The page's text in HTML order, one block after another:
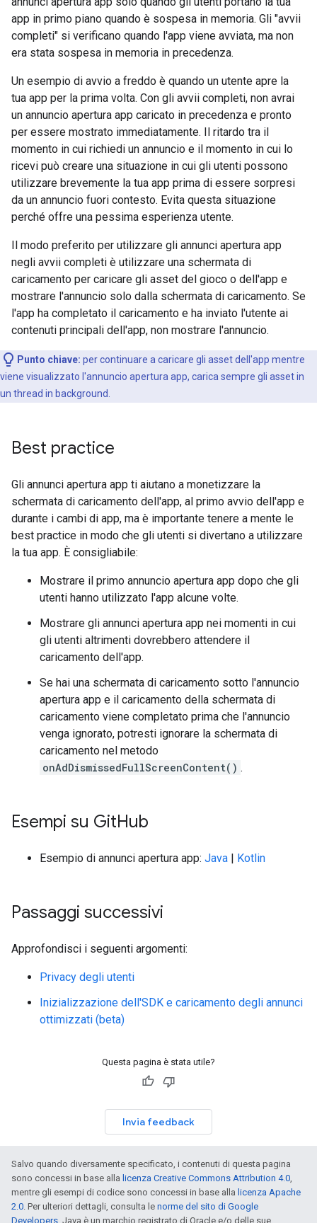
app in primo piano quando è sospesa in memoria. Gli "avvii
completi" si verificano quando l'app viene avviata, ma non
era stata sospesa in memoria in precedenza.
Un esempio di avvio a freddo è quando un utente apre la
tua app per la prima volta. Con gli avvii completi, non avrai
un annuncio apertura app caricato in precedenza e pronto
per essere mostrato immediatamente. Il ritardo tra il
momento in cui richiedi un annuncio e il momento in cui lo
ricevi può creare una situazione in cui gli utenti possono
utilizzare brevemente la tua app prima di essere sorpresi
da un annuncio fuori contesto. Evita questa situazione
perché offre una pessima esperienza utente.
Il modo preferito per utilizzare gli annunci apertura app
negli avvii completi è utilizzare una schermata di
caricamento per caricare gli asset del gioco o dell'app e
mostrare l'annuncio solo dalla schermata di caricamento. Se
l'app ha completato il caricamento e ha inviato l'utente ai
contenuti principali dell'app, non mostrare l'annuncio.
Punto chiave: per continuare a caricare gli asset dell'app mentre
viene visualizzato l'annuncio apertura app, carica sempre gli asset in
un thread in background.
Best practice
Gli annunci apertura app ti aiutano a monetizzare la
schermata di caricamento dell'app, al primo avvio dell'app e
durante i cambi di app, ma è importante tenere a mente le
best practice in modo che gli utenti si divertano a utilizzare
la tua app. È consigliabile:
Mostrare il primo annuncio apertura app dopo che gli
utenti hanno utilizzato l'app alcune volte.
Mostrare gli annunci apertura app nei momenti in cui
gli utenti altrimenti dovrebbero attendere il
caricamento dell'app.
Se hai una schermata di caricamento sotto l'annuncio
apertura app e il caricamento della schermata di
caricamento viene completato prima che l'annuncio
venga ignorato, potresti ignorare la schermata di
caricamento nel metodo
onAdDismissedFullScreenContent() .
Esempi su GitHub
Esempio di annunci apertura app: Java Kotlin
Passaggi successivi
Approfondisci i seguenti argomenti:
Privacy degli utenti
Inizializzazione dell'SDK e caricamento degli annunci
ottimizzati (beta)
Questa pagina è stata utile?
Invia feedback
Salvo quando diversamente specificato, i contenuti di questa pagina
sono concessi in base alla licenza Creative Commons Attribution 4.0,
mentre gli esempi di codice sono concessi in base alla licenza Apache
2.0. Per ulteriori dettagli, consulta le norme del sito di Google
Developers. Java è un marchio registrato di Oracle e/o delle sue